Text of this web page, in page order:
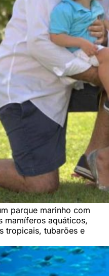
parque marinho com
mamíferos aquáticos,
tropicais, tubarões e